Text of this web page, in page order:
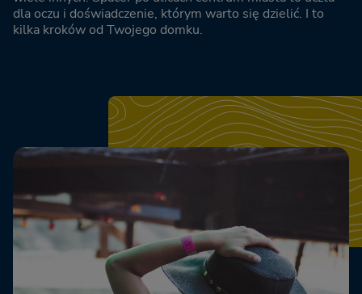
dla oczu i doświadczenie, którym warto się dzielić. I to
kilka kroków od Twojego domku.